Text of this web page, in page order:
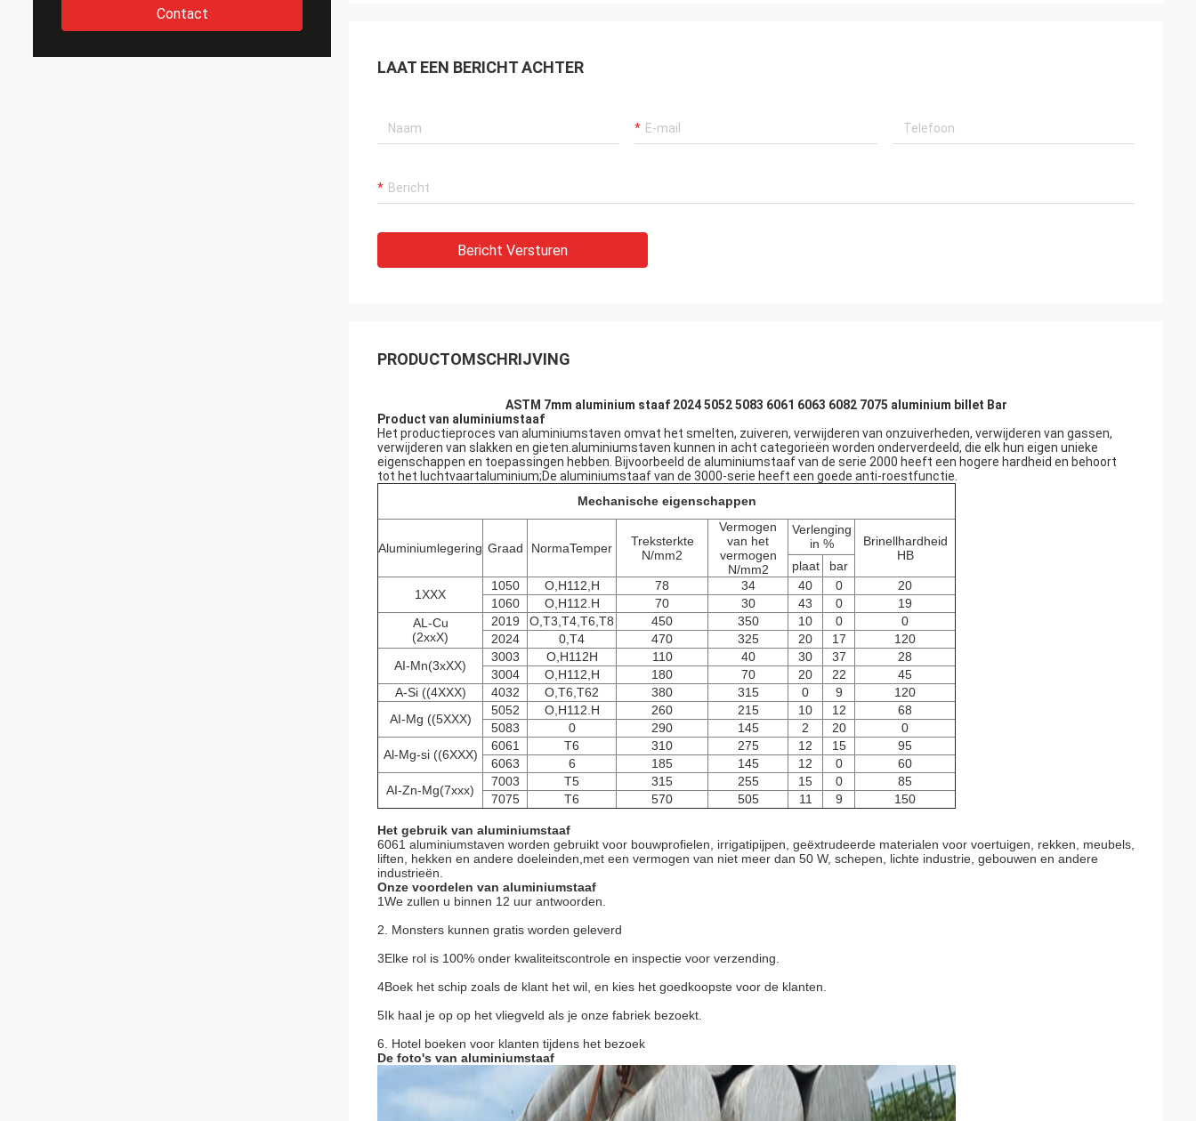
Contact
LAAT EEN BERICHT ACHTER
Bericht Versturen
PRODUCTOMSCHRIJVING
ASTM 7mm aluminium staaf 2024 5052 5083 6061 6063 6082 7075 aluminium billet Bar
Product van aluminiumstaaf
Het productieproces van aluminiumstaven omvat het smelten, zuiveren, verwijderen van onzuiverheden, verwijderen van gassen,
verwijderen van slakken en gieten.aluminiumstaven kunnen in acht categorieën worden onderverdeeld, die elk hun eigen unieke
eigenschappen en toepassingen hebben. Bijvoorbeeld de aluminiumstaaf van de serie 2000 heeft een hogere hardheid en behoort
tot het luchtvaartaluminium;De aluminiumstaaf van de 3000-serie heeft een goede anti-roestfunctie.
Mechanische eigenschappen
Aluminiumlegering Graad NormaTemper
Treksterkte
N/mm2
Vermogen
van het
vermogen
N/mm2
Verlenging
in %
Brinellhardheid
HB
plaat
bar
1XXX
1050 O,H112,H 78 34 40 0
20
1060
O,H112.H 70 30 43 0
19
AL-Cu
(2xxX)
2019 O,T3,T4,T6,T8 450 350 10 0
0
2024
0,T4 470 325 20 17
120
AI-Mn(3xXX)
3003 O,H112H 110 40 30 37
28
3004
O,H112,H 180 70 20 22
45
A-Si ((4XXX)
4032 O,T6,T62 380 315 0 9
120
AI-Mg ((5XXX)
5052 O,H112.H 260 215 10 12
68
5083
0 290 145 2 20
0
Al-Mg-si ((6XXX)
6061 T6 310 275 12 15
95
6063
6 185 145 12 0
60
AI-Zn-Mg(7xxx)
7003 T5 315 255 15 0
85
7075
T6 570 505 11 9 150
Het gebruik van aluminiumstaaf
6061 aluminiumstaven worden gebruikt voor bouwprofielen, irrigatipijpen, geëxtrudeerde materialen voor voertuigen, rekken, meubels,
liften, hekken en andere doeleinden,met een vermogen van niet meer dan 50 W, schepen, lichte industrie, gebouwen en andere
industrieën.
Onze voordelen van aluminiumstaaf
1We zullen u binnen 12 uur antwoorden.
2. Monsters kunnen gratis worden geleverd
3Elke rol is 100% onder kwaliteitscontrole en inspectie voor verzending.
4Boek het schip zoals de klant het wil, en kies het goedkoopste voor de klanten.
5Ik haal je op op het vliegveld als je onze fabriek bezoekt.
6. Hotel boeken voor klanten tijdens het bezoek
De foto's van aluminiumstaaf